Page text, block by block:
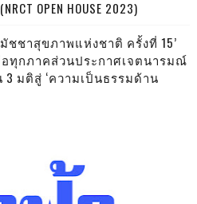
OPEN HOUSE 2023)
ชชาสุขภาพแห่งชาติ ครั้งที่ 15’
ทุกภาคส่วนประกาศเจตนารมณ์
มติสู่ ‘ความเป็นธรรมด้าน